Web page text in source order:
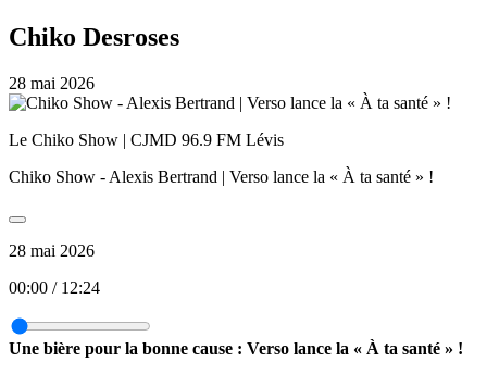
Chiko Desroses
28 mai 2026
Le Chiko Show | CJMD 96.9 FM Lévis
Chiko Show - Alexis Bertrand | Verso lance la « À ta santé » !
28 mai 2026
00:00 / 12:24
Une bière pour la bonne cause : Verso lance la « À ta santé » !